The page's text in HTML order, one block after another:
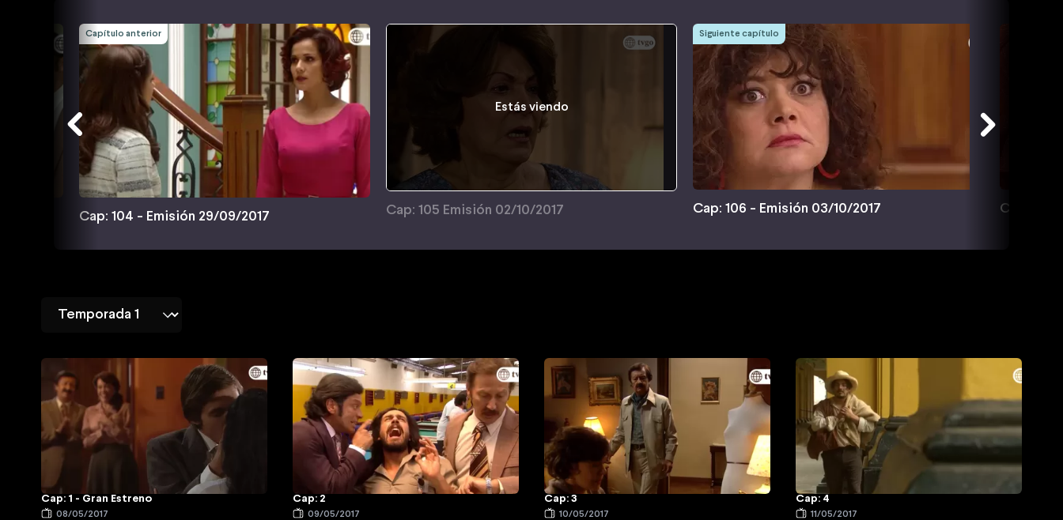
Capítulo anterior
Cap: 104 - Emisión 29/09/2017
Estás viendo
Cap: 105 Emisión 02/10/2017
Siguiente capítulo
Cap: 106 - Emisión 03/10/2017 Cap: 107
Cap: 1 - Gran Estreno
08/05/2017
Cap: 2
09/05/2017
Cap: 3
10/05/2017
Cap: 4
11/05/2017